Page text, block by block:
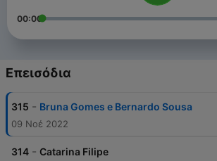
00:00
Επεισόδια
315 - Bruna Gomes e Bernardo Sousa
09 Νοέ 2022
314 - Catarina Filipe